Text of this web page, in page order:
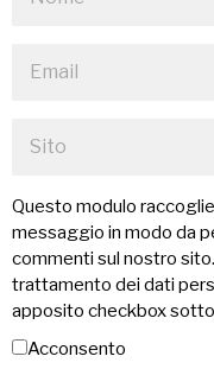
Questo modulo
messaggio in modo da
commenti sul nostro
trattamento dei dati
apposito checkbox
Acconsento